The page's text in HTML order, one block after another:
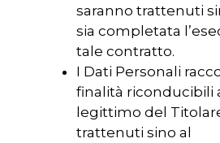
saranno trattenuti
sia completata
tale contratto.
I Dati Personali
finalità riconducibili
legittimo del
trattenuti sino al